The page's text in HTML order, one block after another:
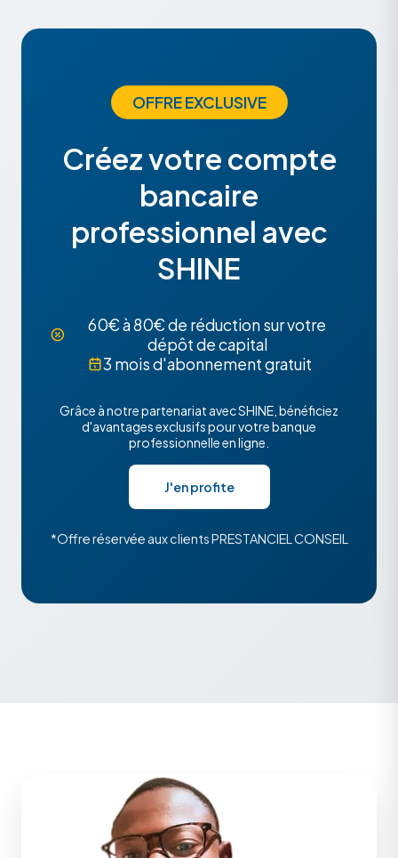
OFFRE EXCLUSIVE
Créez votre compte
bancaire
professionnel avec
SHINE
60€ à 80€ de réduction sur votre
dépôt de capital
3 mois d'abonnement gratuit
Grâce à notre partenariat avec SHINE, bénéficiez
d'avantages exclusifs pour votre banque
professionnelle en ligne.
J'en profite
*Offre réservée aux clients PRESTANCIEL CONSEIL